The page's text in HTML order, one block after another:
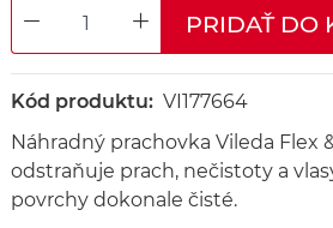
DECREASE QUANTITYINCREASE QUANTITY
PRIDAŤ DO
Kód produktu: VI177664
Náhradný prachovka Vileda Flex
odstraňuje prach, nečistoty a
povrchy dokonale čisté.